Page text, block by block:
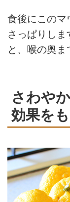
食後にこのマ
さっぱりし
と、喉の奥ま
さわや
効果を